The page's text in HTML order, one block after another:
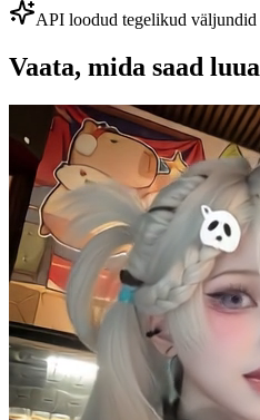
API loodud tegelikud väljundid
Vaata, mida saad luua